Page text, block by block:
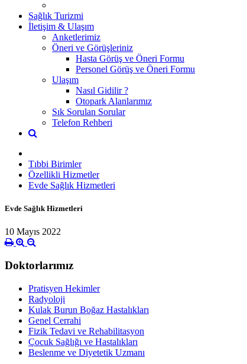
Sağlık Turizmi
İletişim & Ulaşım
Anketlerimiz
Öneri ve Görüşleriniz
Hasta Görüş ve Öneri Formu
Personel Görüş ve Öneri Formu
Ulaşım
Nasıl Gidilir ?
Otopark Alanlarımız
Sık Sorulan Sorular
Telefon Rehberi
Tıbbi Birimler
Özellikli Hizmetler
Evde Sağlık Hizmetleri
Evde Sağlık Hizmetleri
10 Mayıs 2022
Doktorlarımız
Pratisyen Hekimler
Radyoloji
Kulak Burun Boğaz Hastalıkları
Genel Cerrahi
Fizik Tedavi ve Rehabilitasyon
Çocuk Sağlığı ve Hastalıkları
Beslenme ve Diyetetik Uzmanı